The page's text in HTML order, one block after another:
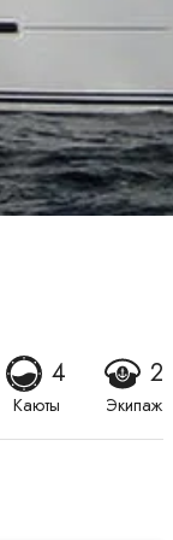
4
Каюты
2
Экипаж